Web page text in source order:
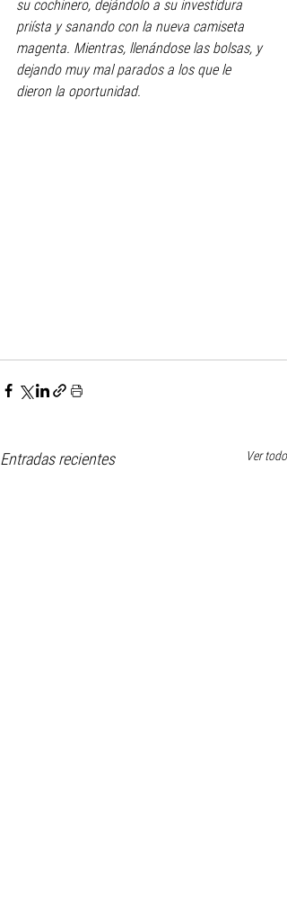
su cochinero, dejándolo a su investidura
priísta y sanando con la nueva camiseta
magenta. Mientras, llenándose las bolsas, y
dejando muy mal parados a los que le
dieron la oportunidad.
Entradas recientes Ver todo